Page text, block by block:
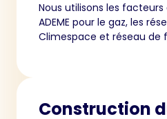
Nous utilisons les facteurs
ADEME pour le gaz, les
Climespace et réseau de
Construction